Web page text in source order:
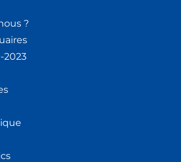
?
2023